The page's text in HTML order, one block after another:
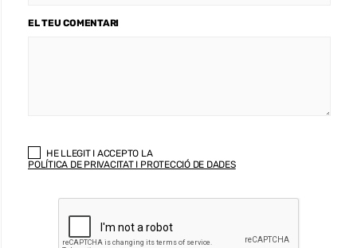
EL TEU COMENTARI
HE LLEGIT I ACCEPTO LA
POLÍTICA DE PRIVACITAT I PROTECCIÓ DE DADES